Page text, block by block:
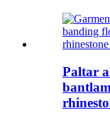
Paltar